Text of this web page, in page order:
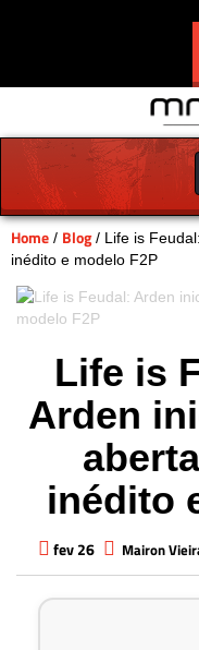
Home / Blog/ Life is
inédito e modelo F2P
Life is
Arden
inédito
fev 26 Mairon